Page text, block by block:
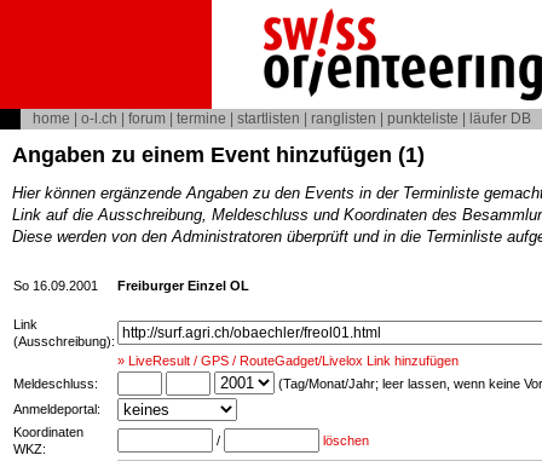
home o-l.ch forum termine startlisten ranglisten punkteliste läufer DB
Angaben zu einem Event hinzufügen (1)
Hier können ergänzende Angaben zu den Events in der Terminliste
Link auf die Ausschreibung, Meldeschluss und Koordinaten des
Diese werden von den Administratoren überprüft und in die Terminliste
So 16.09.2001 Freiburger Einzel OL
Link
(Ausschreibung):
» LiveResult / GPS / RouteGadget/Livelox Link hinzufügen
Meldeschluss:
(Tag/Monat/Jahr; leer lassen, wenn keine
Anmeldeportal:
Koordinaten
WKZ:
/ löschen